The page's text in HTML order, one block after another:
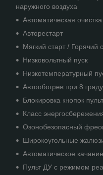
наружного воздуха
Автоматическая очистка
Авторестарт
Мягкий старт / Горячий
Низковольтный пуск
Низкотемпературный
Автообогрев при 8
Блокировка кнопок
Класс
Озонобезопасный
Широкоугольные
Автоматическое
Пульт ДУ с режимом